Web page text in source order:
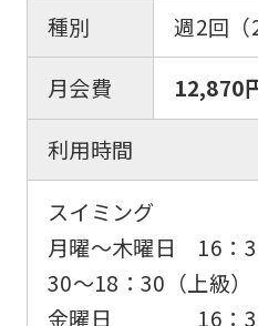
種別
週2回（
月会費
12,870
利用時間
スイミング
月曜〜木曜日 16：
30〜18：30（上級）
金曜日 16：30